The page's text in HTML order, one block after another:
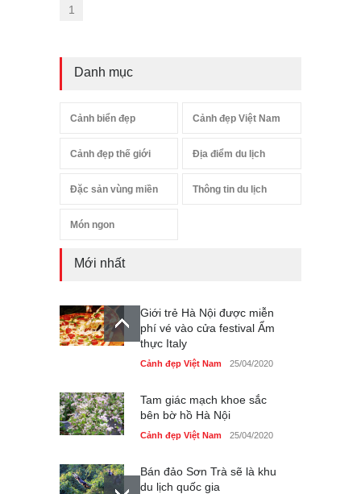
1
Danh mục
Cảnh biển đẹp Cảnh đẹp Việt Nam
Cảnh đẹp thế giới Địa điểm du lịch
Đặc sản vùng miền Thông tin du lịch
Món ngon
Mới nhất
Giới trẻ Hà Nội được miễn
phí vé vào cửa festival Ẩm
thực Italy
Cảnh đẹp Việt Nam 25/04/2020
Tam giác mạch khoe sắc
bên bờ hồ Hà Nội
Cảnh đẹp Việt Nam 25/04/2020
Bán đảo Sơn Trà sẽ là khu
du lịch quốc gia